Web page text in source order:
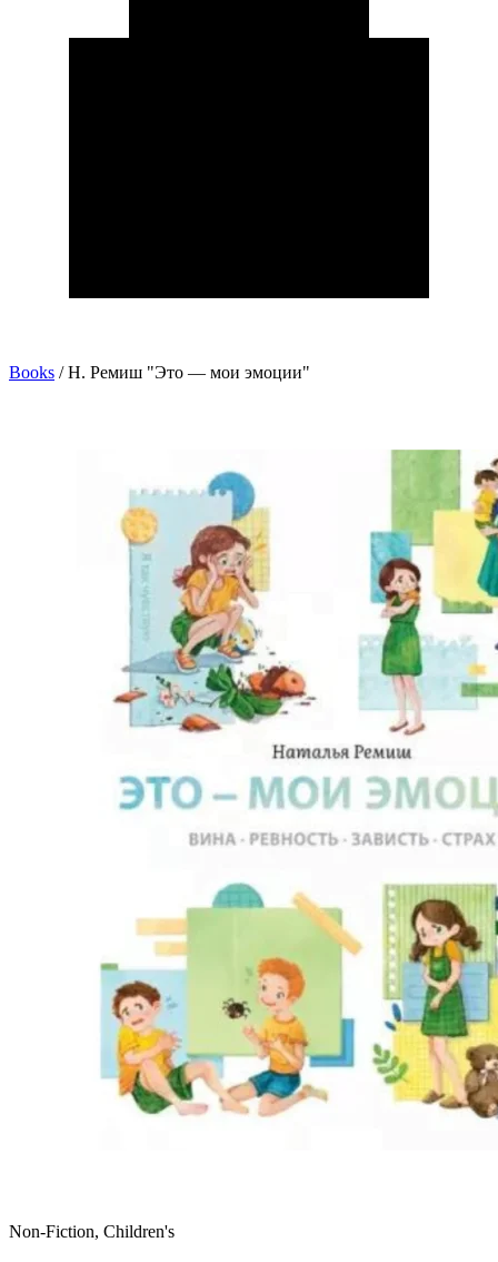
Books / Н. Ремиш "Это — мои эмоции"
Non-Fiction, Children's